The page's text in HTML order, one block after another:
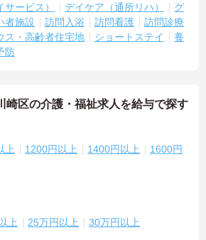
ービス） デイケア（通所リハ）
グ
者施設 訪問入浴 訪問看護
訪問診療
ス・高齢者住宅地 ショートステイ
養
防
崎区の介護・福祉求人を給与で探す
上 1200円以上 1400円以上
1600円
上 25万円以上 30万円以上